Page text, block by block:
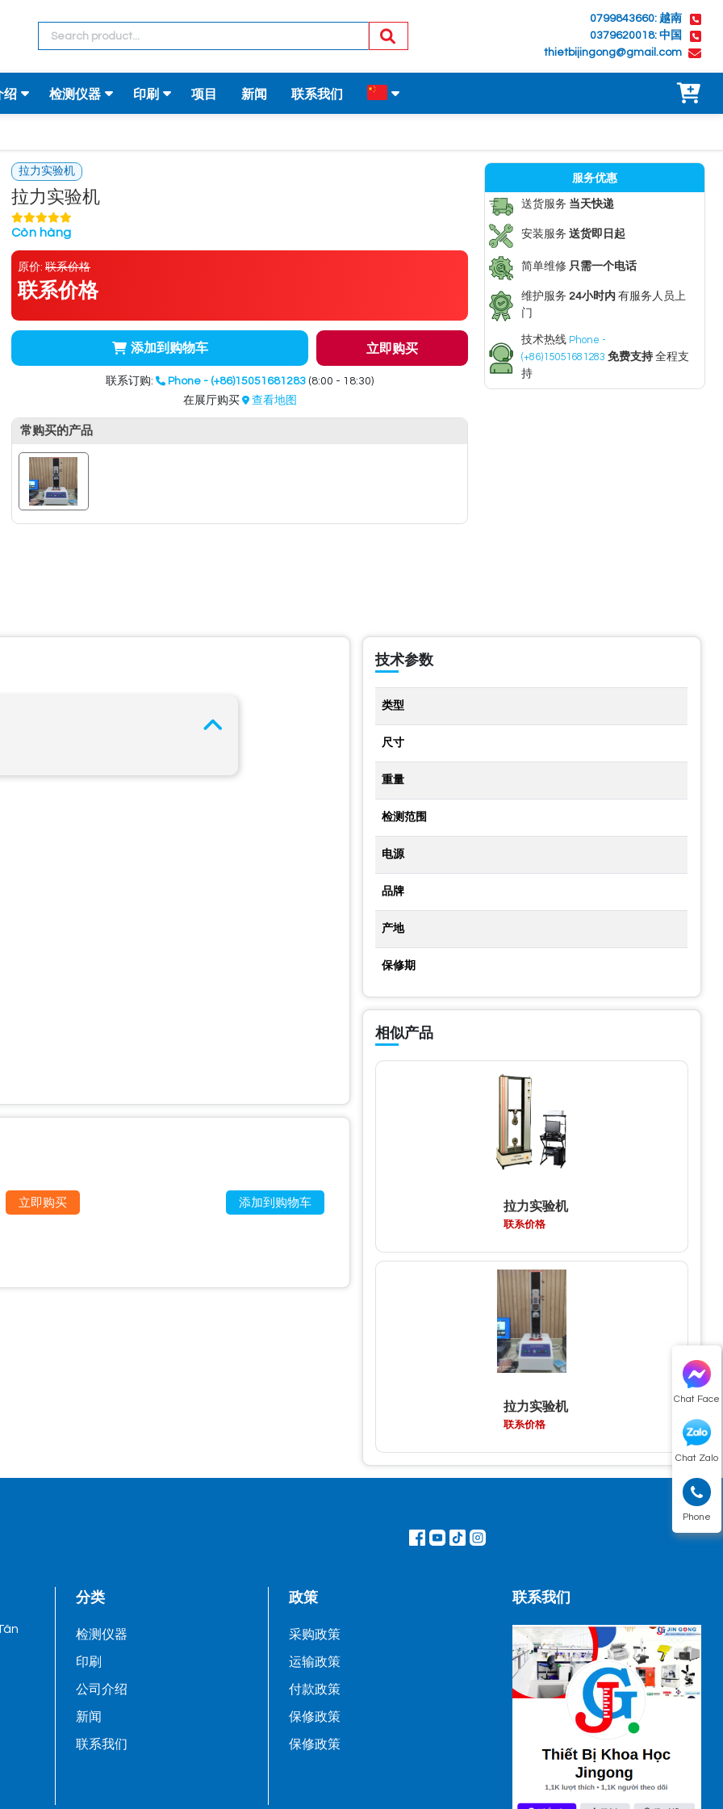
0799843660: 越南
0379620018: 中国
thietbijingong@gmail.com
绍 检测仪器 印刷 项目 新闻 联系我们
Chat Face
Chat Zalo
Phone
拉力实验机
拉力实验机
Còn hàng
原价: 联系价格
联系价格
添加到购物车 立即购买
联系订购: Phone - (+86)15051681283 (8:00 - 18:30)
在展厅购买
查看地图
常购买的产品
服务优惠
送货服务 当天快递
安装服务送货即日起
简单维修 只需一个电话
维护服务 24小时内 有服务人员上
门
技术热线 Phone -
(+86)15051681283 免费支持 全程支
持
立即购买 添加到购物车
技术参数
类型
尺寸
重量
检测范围
电源
品牌
产地
保修期
相似产品
拉力实验机
联系价格
拉力实验机
联系价格
分类
检测仪器
印刷
公司介绍
新闻
联系我们
政策
采购政策
运输政策
付款政策
保修政策
保修政策
联系我们